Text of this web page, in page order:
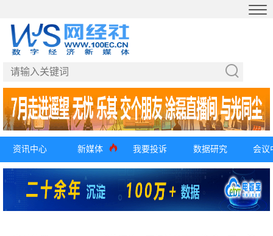
资讯中心 新媒体 我要投诉 数据研究 会议